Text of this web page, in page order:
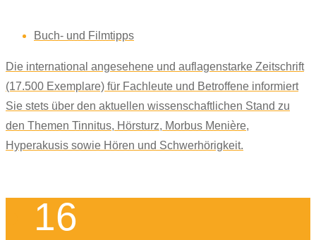
Buch- und Filmtipps
Die international angesehene und auflagenstarke Zeitschrift
(17.500 Exemplare) für Fachleute und Betroffene informiert
Sie stets über den aktuellen wissenschaftlichen Stand zu
den Themen Tinnitus, Hörsturz, Morbus Menière,
Hyperakusis sowie Hören und Schwerhörigkeit.
16